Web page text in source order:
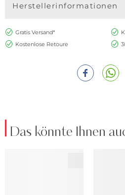
Herstellerinformationen
Gratis Versand*
Kostenlose Retoure
Das könnte Ihnen